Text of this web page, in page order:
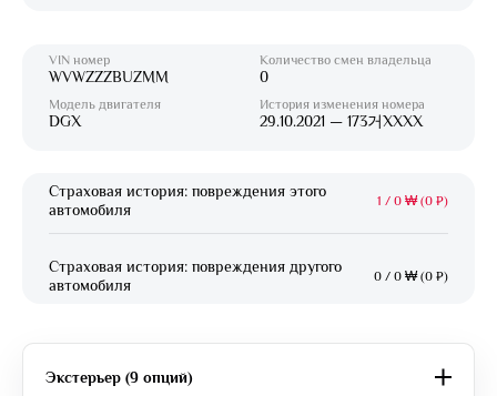
VIN номер
WVWZZZBUZMM
Модель двигателя
DGX
Количество смен владельца
0
История изменения номера
29.10.2021 — 173거XXXX
Страховая история: повреждения этого
автомобиля
1 / 0 ₩ (0 ₽)
Страховая история: повреждения другого
автомобиля
0 / 0 ₩ (0 ₽)
Экстерьер (9 опций)